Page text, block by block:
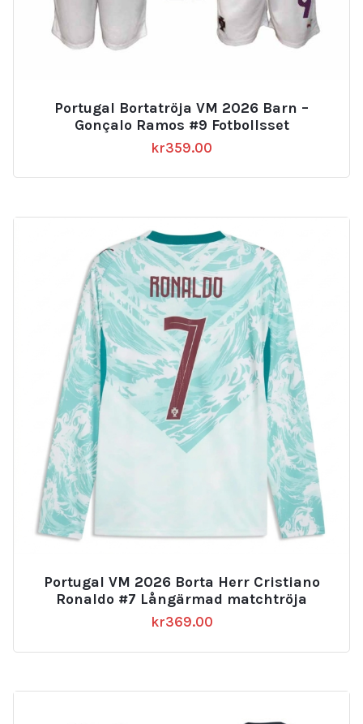
Portugal Bortatröja VM 2026 Barn –
Gonçalo Ramos #9 Fotbollsset
kr359.00
Portugal VM 2026 Borta Herr Cristiano
Ronaldo #7 Långärmad matchtröja
kr369.00